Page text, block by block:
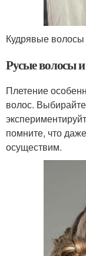
Кудрявые волосы
Русые волосы
Плетение
волос.
помните, что
осуществим.